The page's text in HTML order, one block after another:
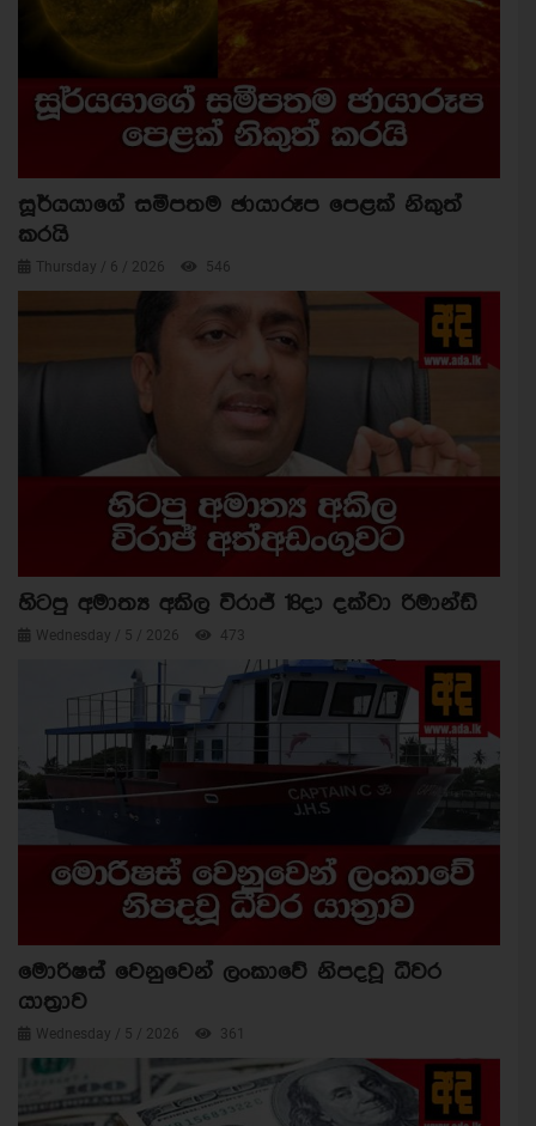
සූර්යයාගේ සමීපතම ඡායාරූප පෙළක් නිකුත්
කරයි
Thursday / 6 / 2026 546
හිටපු අමාත්‍ය අකිල විරාජ් 18දා දක්වා රිමාන්ඩ්
Wednesday / 5 / 2026 473
මොරිෂස් වෙනුවෙන් ලංකාවේ නිපදවූ ධීවර
යාත්‍රාව
Wednesday / 5 / 2026 361